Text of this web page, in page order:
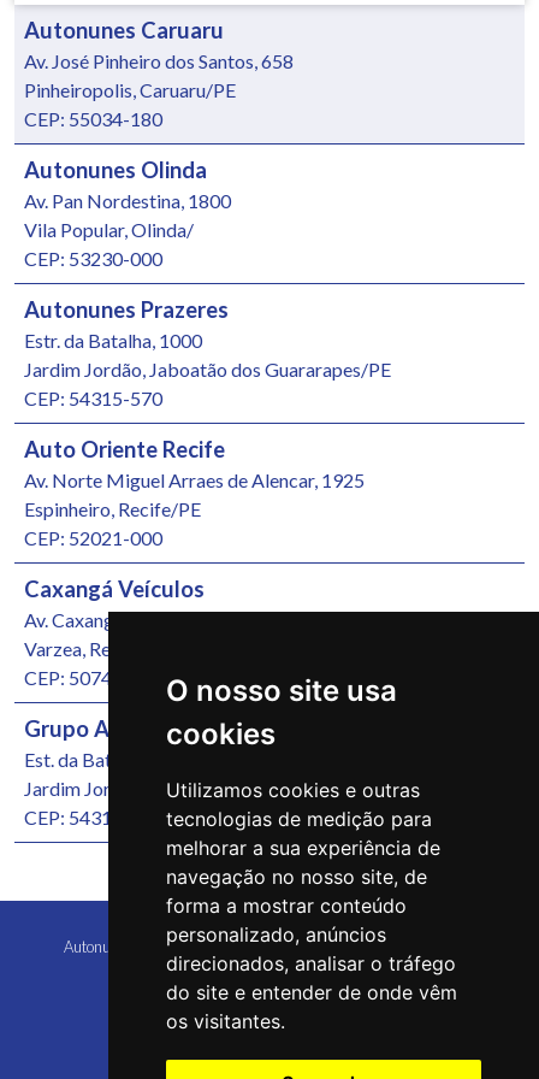
O nosso site usa
cookies
Utilizamos cookies e outras
tecnologias de medição para
melhorar a sua experiência de
navegação no nosso site, de
forma a mostrar conteúdo
personalizado, anúncios
direcionados, analisar o tráfego
do site e entender de onde vêm
os visitantes.
Autonunes Caruaru
Av. José Pinheiro dos Santos, 658
Pinheiropolis, Caruaru/PE
CEP: 55034-180
Autonunes Olinda
Av. Pan Nordestina, 1800
Vila Popular, Olinda/
CEP: 53230-000
Autonunes Prazeres
Estr. da Batalha, 1000
Jardim Jordão, Jaboatão dos Guararapes/PE
CEP: 54315-570
Auto Oriente Recife
Av. Norte Miguel Arraes de Alencar, 1925
Espinheiro, Recife/PE
CEP: 52021-000
Caxangá Veículos
Av. Caxangá, 4251
Varzea, Recife/PE
CEP: 50740-000
Grupo Autonunes Seminovos
Est. da Batalha, 1000
Jardim Jordão, Jaboatão dos Guararapes/PE
CEP: 54315-570
Autonunes Caruaru Copyright 2026 Todos os direitos reservados